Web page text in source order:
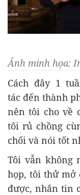
Ảnh minh họa:
Cách đây 1
tác đến thành
nên tôi cho về
tôi rủ chồng
chối và nói tốt
Tôi vẫn không
họp, tôi thử mở
được, nhắn tin